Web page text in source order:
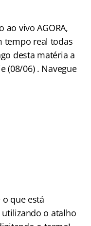
ao vivo AGORA,
tempo real todas
desta matéria a
(08/06) . Navegue
que está
o atalho